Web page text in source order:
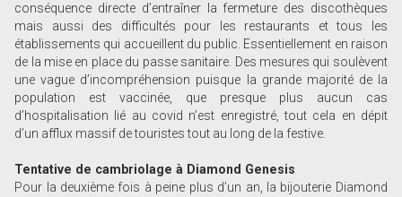
conséquence directe d’entraîner la fermeture des discothèques
mais aussi des difficultés pour les restaurants et tous les
établissements qui accueillent du public. Essentiellement en raison
de la mise en place du passe sanitaire. Des mesures qui soulèvent
une vague d’incompréhension puisque la grande majorité de la
population est vaccinée, que presque plus aucun cas
d’hospitalisation lié au covid n’est enregistré, tout cela en dépit
d’un afflux massif de touristes tout au long de la festive.
Tentative de cambriolage à Diamond Genesis
Pour la deuxième fois à peine plus d’un an, la bijouterie Diamond